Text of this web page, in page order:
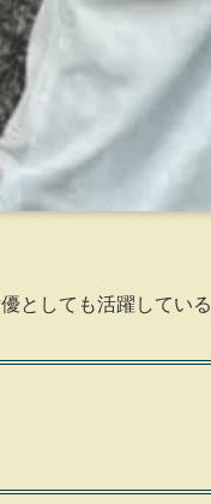
としても活躍している